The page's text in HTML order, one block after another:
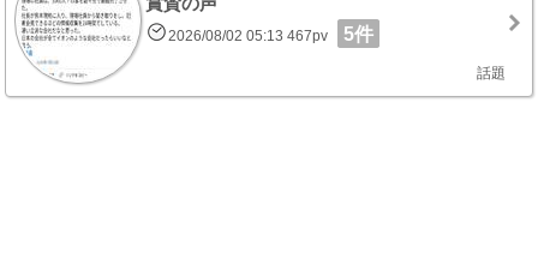
2026/08/02 05:13 467pv 5件
話題